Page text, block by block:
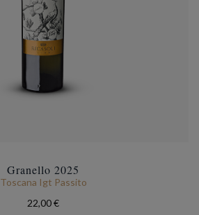
Granello 2025
Toscana Igt Passito
22,00 €